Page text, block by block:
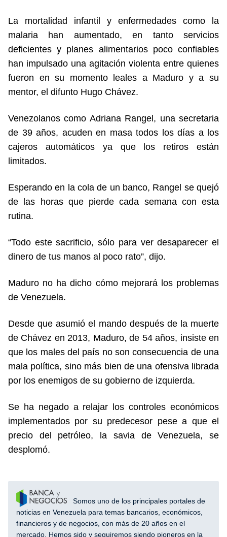
La mortalidad infantil y enfermedades como la
malaria han aumentado, en tanto servicios
deficientes y planes alimentarios poco confiables
han impulsado una agitación violenta entre quienes
fueron en su momento leales a Maduro y a su
mentor, el difunto Hugo Chávez.
Venezolanos como Adriana Rangel, una secretaria
de 39 años, acuden en masa todos los días a los
cajeros automáticos ya que los retiros están
limitados.
Esperando en la cola de un banco, Rangel se quejó
de las horas que pierde cada semana con esta
rutina.
“Todo este sacrificio, sólo para ver desaparecer el
dinero de tus manos al poco rato”, dijo.
Maduro no ha dicho cómo mejorará los problemas
de Venezuela.
Desde que asumió el mando después de la muerte
de Chávez en 2013, Maduro, de 54 años, insiste en
que los males del país no son consecuencia de una
mala política, sino más bien de una ofensiva librada
por los enemigos de su gobierno de izquierda.
Se ha negado a relajar los controles económicos
implementados por su predecesor pese a que el
precio del petróleo, la savia de Venezuela, se
desplomó.
Somos uno de los principales portales de
noticias en Venezuela para temas bancarios, económicos,
financieros y de negocios, con más de 20 años en el
mercado. Hemos sido y seguiremos siendo pioneros en la